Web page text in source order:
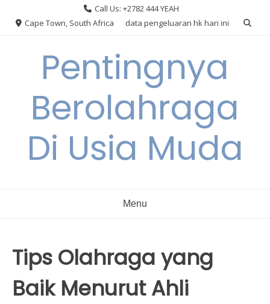
Call Us: +2782 444 YEAH
Cape Town, South Africa
data pengeluaran hk hari ini
Pentingnya
Berolahraga
Di Usia Muda
Menu
Tips Olahraga yang
Baik Menurut Ahli